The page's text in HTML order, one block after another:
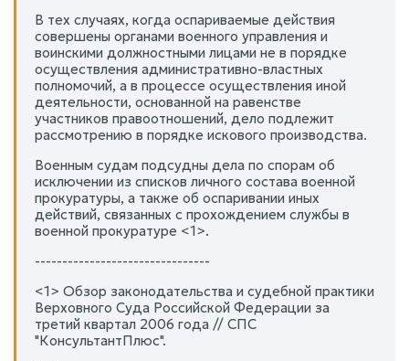
В тех случаях, когда оспариваемые действия
совершены органами военного управления и
воинскими должностными лицами не в порядке
осуществления административно-властных
полномочий, а в процессе осуществления иной
деятельности, основанной на равенстве
участников правоотношений, дело подлежит
рассмотрению в порядке искового производства.
Военным судам подсудны дела по спорам об
исключении из списков личного состава военной
прокуратуры, а также об оспаривании иных
действий, связанных с прохождением службы в
военной прокуратуре <1>.
--------------------------------
<1> Обзор законодательства и судебной практики
Верховного Суда Российской Федерации за
третий квартал 2006 года // СПС
"КонсультантПлюс".